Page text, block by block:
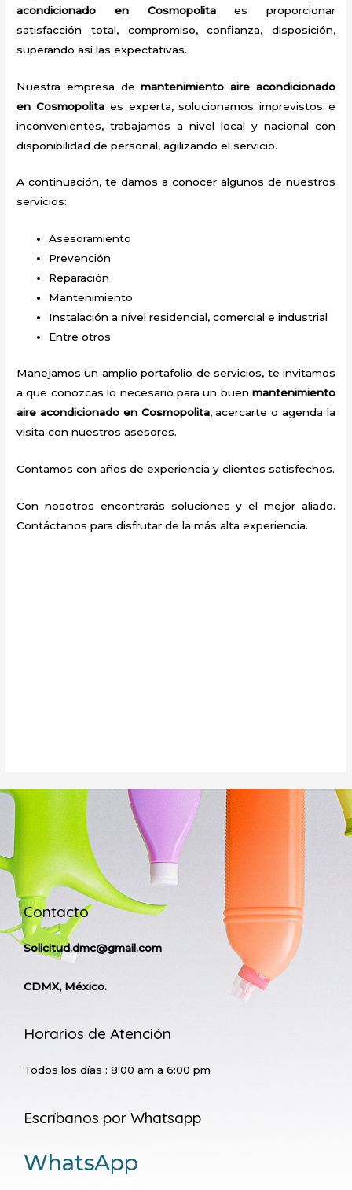
acondicionado en Cosmopolitaes proporcionar
satisfacción total, compromiso, confianza, disposición,
superando así las expectativas.
Nuestra empresa demantenimiento aire acondicionado
en Cosmopolitaes experta, solucionamos imprevistos e
inconvenientes, trabajamos a nivel local y nacional con
disponibilidad de personal, agilizando el servicio.
A continuación, te damos a conocer algunos de nuestros
servicios:
Asesoramiento
Prevención
Reparación
Mantenimiento
Instalación a nivel residencial, comercial e industrial
Entre otros
Manejamos un amplio portafolio de servicios, te invitamos
a que conozcas lo necesario para un buen mantenimiento
aire acondicionado en Cosmopolita, acercarte o agenda la
visita con nuestros asesores.
Contamos con años de experiencia y clientes satisfechos.
Con nosotros encontrarás soluciones y el mejor aliado.
Contáctanos para disfrutar de la más alta experiencia.
Contacto
Solicitud.dmc@gmail.com
CDMX, México.
Horarios de Atención
Todos los días : 8:00 am a 6:00 pm
Escríbanos por Whatsapp
WhatsApp